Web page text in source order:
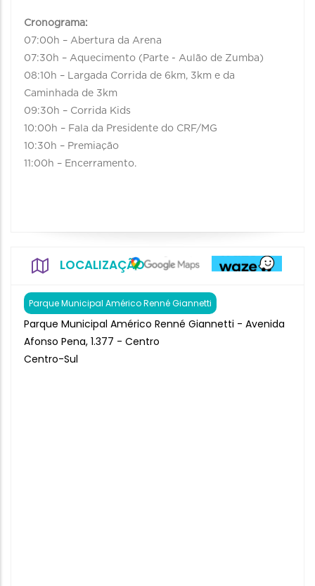
Cronograma:
07:00h – Abertura da Arena
07:30h – Aquecimento (Parte - Aulão de Zumba)
08:10h – Largada Corrida de 6km, 3km e da
Caminhada de 3km
09:30h – Corrida Kids
10:00h – Fala da Presidente do CRF/MG
10:30h – Premiação
11:00h – Encerramento.
LOCALIZAÇÃO
Parque Municipal Américo Renné Giannetti
Parque Municipal Américo Renné Giannetti - Avenida
Afonso Pena, 1.377 - Centro
Centro-Sul